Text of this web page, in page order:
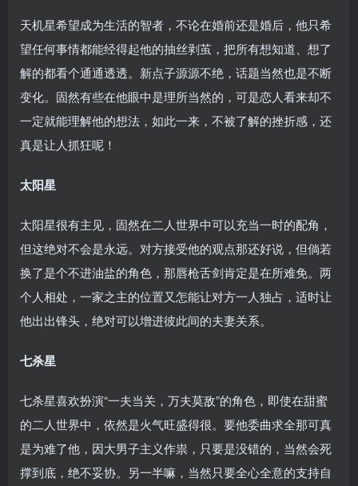
天机星希望成为生活的智者，不论在婚前还是婚后，他只希
望任何事情都能经得起他的抽丝剥茧，把所有想知道、想了
解的都看个通通透透。新点子源源不绝，话题当然也是不断
变化。固然有些在他眼中是理所当然的，可是恋人看来却不
一定就能理解他的想法，如此一来，不被了解的挫折感，还
真是让人抓狂呢！
太阳星
太阳星很有主见，固然在二人世界中可以充当一时的配角，
但这绝对不会是永远。对方接受他的观点那还好说，但倘若
换了是个不进油盐的角色，那唇枪舌剑肯定是在所难免。两
个人相处，一家之主的位置又怎能让对方一人独占，适时让
他出出锋头，绝对可以增进彼此间的夫妻关系。
七杀星
七杀星喜欢扮演“一夫当关，万夫莫敌”的角色，即使在甜蜜
的二人世界中，依然是火气旺盛得很。要他委曲求全那可真
是为难了他，因大男子主义作祟，只要是没错的，当然会死
撑到底，绝不妥协。另一半嘛，当然只要全心全意的支持自